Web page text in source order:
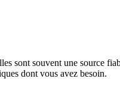
sont souvent une source
dont vous avez besoin.